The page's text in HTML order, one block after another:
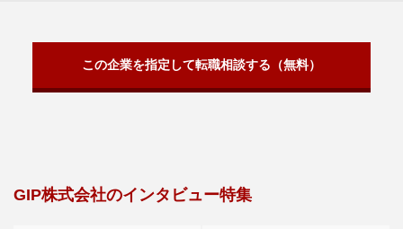
この企業を指定して転職相談する（無料）
GIP株式会社のインタビュー特集